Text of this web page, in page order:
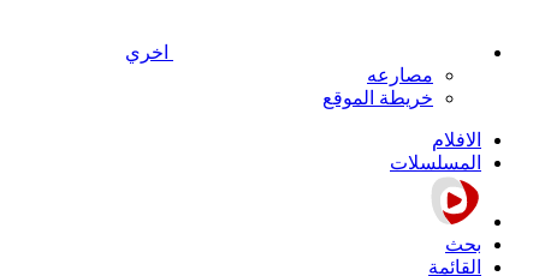
اخري
مصارعه
خريطة الموقع
الافلام
المسلسلات
بحث
القائمة